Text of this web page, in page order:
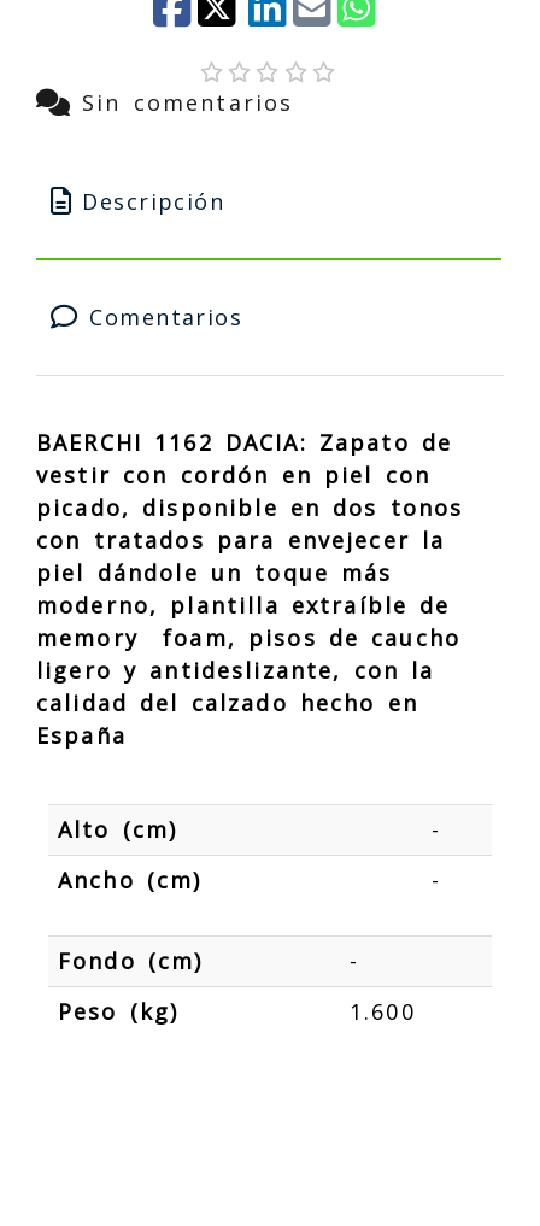
Sin comentarios
Descripción
Comentarios
BAERCHI 1162 DACIA: Zapato de
vestir con cordón en piel con
picado, disponible en dos tonos
con tratados para envejecer la
piel dándole un toque más
moderno, plantilla extraíble de
memory foam, pisos de caucho
ligero y antideslizante, con la
calidad del calzado hecho en
España
Alto (cm)
-
Ancho (cm)
-
Fondo (cm)
-
Peso (kg)
1.600